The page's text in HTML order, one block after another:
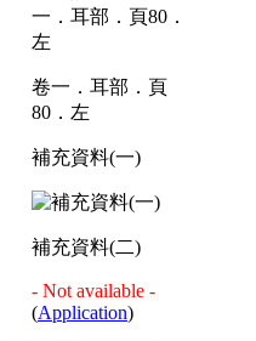
卷一．耳部．頁
80．左
補充資料(一)
補充資料(二)
- Not available -
(Application)